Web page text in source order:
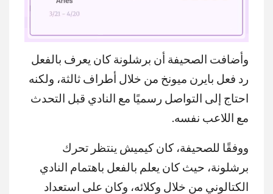
MUTE
وأضافت الصحيفة أن برشلونة كان يعرف بالفعل
رد فعل بايرن ميونخ من خلال أطراف ثالثة، ولكنه
احتاج إلى التواصل رسميًا مع النادي قبل التحدث
مع اللاعب نفسه.
ووفقًا للصحيفة، كان كيميش ينتظر تحرك
برشلونة، حيث كان يعلم بالفعل باهتمام النادي
الكتالوني من خلال وكلائه، وكان على استعداد